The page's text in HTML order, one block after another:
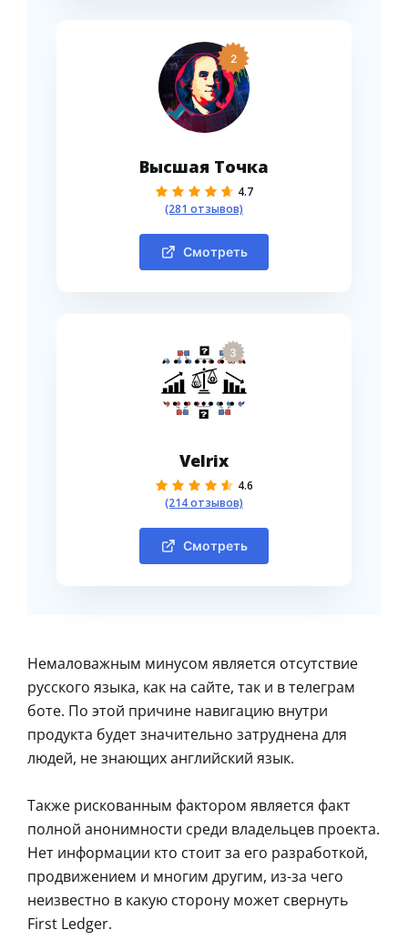
2
Высшая Точка
4.7
(281 отзывов)
Смотреть
3
Velrix
4.6
(214 отзывов)
Смотреть
Немаловажным минусом является отсутствие
русского языка, как на сайте, так и в телеграм
боте. По этой причине навигацию внутри
продукта будет значительно затруднена для
людей, не знающих английский язык.
Также рискованным фактором является факт
полной анонимности среди владельцев проекта.
Нет информации кто стоит за его разработкой,
продвижением и многим другим, из-за чего
неизвестно в какую сторону может свернуть
First Ledger.